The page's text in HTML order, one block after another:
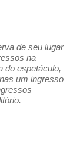
de seu lugar
na
do espetáculo,
um ingresso